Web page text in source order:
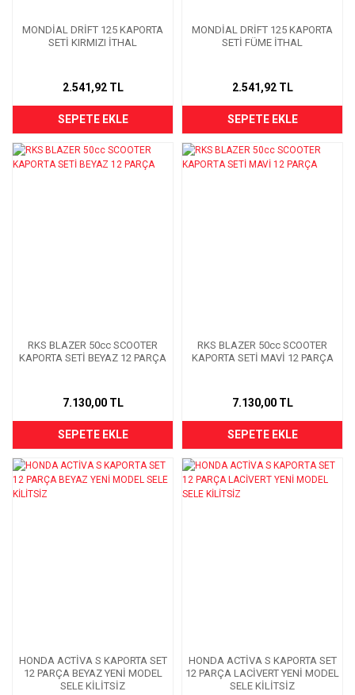
MONDİAL DRİFT 125 KAPORTA
SETİ KIRMIZI İTHAL
2.541,92 TL
SEPETE EKLE
MONDİAL DRİFT 125 KAPORTA
SETİ FÜME İTHAL
2.541,92 TL
SEPETE EKLE
RKS BLAZER 50cc SCOOTER
KAPORTA SETİ BEYAZ 12 PARÇA
7.130,00 TL
SEPETE EKLE
RKS BLAZER 50cc SCOOTER
KAPORTA SETİ MAVİ 12 PARÇA
7.130,00 TL
SEPETE EKLE
HONDA ACTİVA S KAPORTA SET
12 PARÇA BEYAZ YENİ MODEL
SELE KİLİTSİZ
HONDA ACTİVA S KAPORTA SET
12 PARÇA LACİVERT YENİ MODEL
SELE KİLİTSİZ